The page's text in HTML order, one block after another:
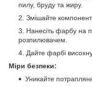
пилу, бруду та жиру.
Змішайте
Нанесіть фарбу на
розпилювачем.
Дайте фарбі
Міри безпеки:
Уникайте